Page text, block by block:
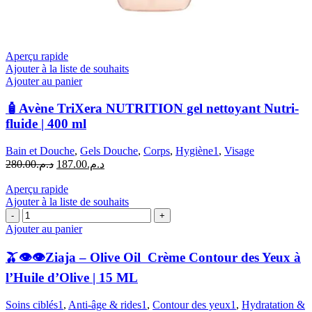
Aperçu rapide
Ajouter à la liste de souhaits
Ajouter au panier
🧴Avène TriXera NUTRITION gel nettoyant Nutri-
fluide | 400 ml
Bain et Douche, Gels Douche, Corps, Hygiène1 , Visage
د.م.280.00
Le
initial
était :
د.م.187.00
Le
est :
د.م.187.00.
Aperçu rapide
Ajouter à la liste de souhaits
quantité
de
👁️
👁️
–
Ajouter au panier
🫒👁️👁️Ziaja – Olive Oil Crème Contour des Yeux à
l’Huile d’Olive | 15 ML
Soins ciblés1 , Anti-âge & rides1 , Contour des yeux1 , Hydratation &